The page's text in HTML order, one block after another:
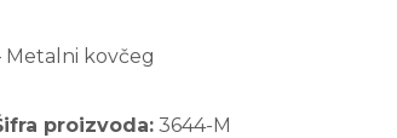
Metalni kovčeg
proizvoda:3644-M